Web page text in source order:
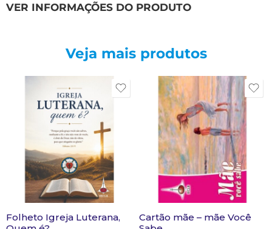
VER INFORMAÇÕES DO PRODUTO
Veja mais produtos
Folheto Igreja Luterana,
Cartão mãe – mãe Você